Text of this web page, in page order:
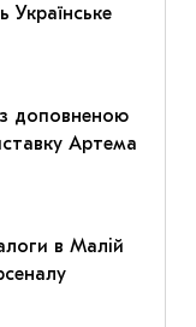
Українське
доповненою
Артема
в Малій